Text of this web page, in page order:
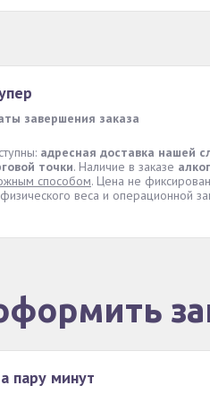
завершения заказа
адресная доставка нашей
точки. Наличие в заказе
способом. Цена не
веса и операционной
пару минут